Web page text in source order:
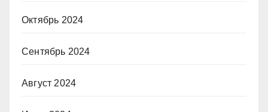
Октябрь 2024
Сентябрь 2024
Август 2024